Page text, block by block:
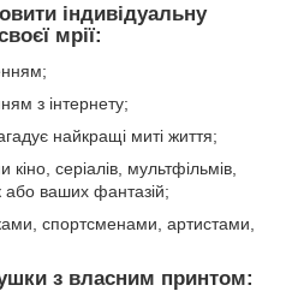
індивідуальну
мрії:
з інтернету;
найкращі миті життя;
серіалів, мультфільмів,
або ваших фантазій;
спортсменами, артистами,
з власним принтом: